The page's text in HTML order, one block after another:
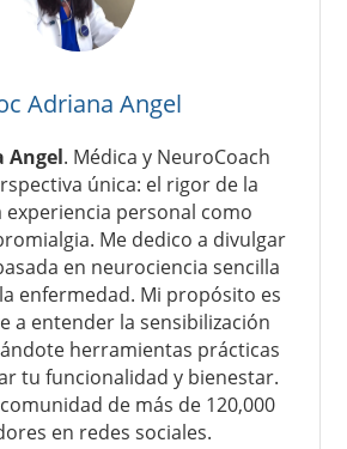
Adriana Angel
Angel. Médica y NeuroCoach
única: el rigor de la
experiencia personal como
Me dedico a divulgar
en neurociencia sencilla
enfermedad. Mi propósito es
a entender la sensibilización
herramientas prácticas
tu funcionalidad y bienestar.
de más de 120,000
en redes sociales.